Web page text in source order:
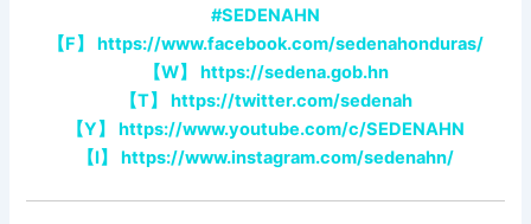
#SEDENAHN
【F】
https://www.facebook.com/sedenahonduras/
【W】
https://sedena.gob.hn
【T】
https://twitter.com/sedenah
【Y】
https://www.youtube.com/c/SEDENAHN
【I】 https://www.instagram.com/sedenahn/